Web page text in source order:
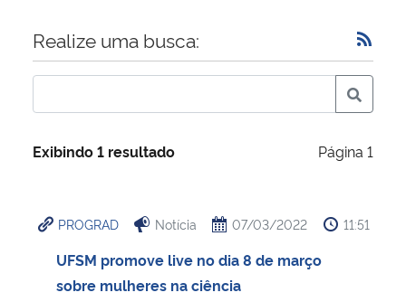
Ministério da Economia
Ministério da Infraestrutura
Ministério da Cidadania
Ministério da Saúde
Início do conteúdo
Realize uma busca:
Exibindo 1 resultado Página 1
PROGRAD Notícia 07/03/2022 11:51
UFSM promove live no dia 8 de março
sobre mulheres na ciência